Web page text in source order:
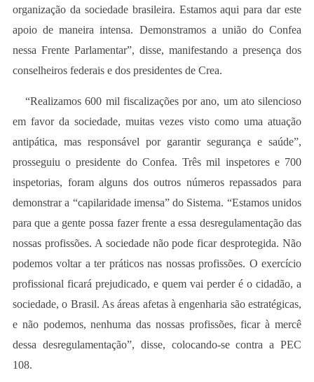
organização da sociedade brasileira. Estamos aqui para dar este
apoio de maneira intensa. Demonstramos a união do Confea
nessa Frente Parlamentar”, disse, manifestando a presença dos
conselheiros federais e dos presidentes de Crea.
“Realizamos 600 mil fiscalizações por ano, um ato silencioso
em favor da sociedade, muitas vezes visto como uma atuação
antipática, mas responsável por garantir segurança e saúde”,
prosseguiu o presidente do Confea. Três mil inspetores e 700
inspetorias, foram alguns dos outros números repassados para
demonstrar a “capilaridade imensa” do Sistema. “Estamos unidos
para que a gente possa fazer frente a essa desregulamentação das
nossas profissões. A sociedade não pode ficar desprotegida. Não
podemos voltar a ter práticos nas nossas profissões. O exercício
profissional ficará prejudicado, e quem vai perder é o cidadão, a
sociedade, o Brasil. As áreas afetas à engenharia são estratégicas,
e não podemos, nenhuma das nossas profissões, ficar à mercê
dessa desregulamentação”, disse, colocando-se contra a PEC
108.